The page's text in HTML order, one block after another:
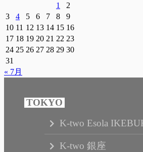
1
2
3
4 5 6 7 8
9
10 11 12 13 14 15 16
17 18 19 20 21 22 23
24 25 26 27 28 29 30
31
« 7月
K-two Esola
K-two 銀座